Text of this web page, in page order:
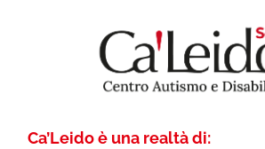
Ca’Leido è una realtà di: